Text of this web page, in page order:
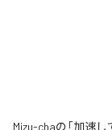
Mizu-chaの「加速